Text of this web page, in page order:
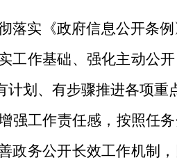
落实《政府信息公开条
工作基础、强化主动公
划、有步骤推进各项重
强工作责任感，按照任
政务公开长效工作机制